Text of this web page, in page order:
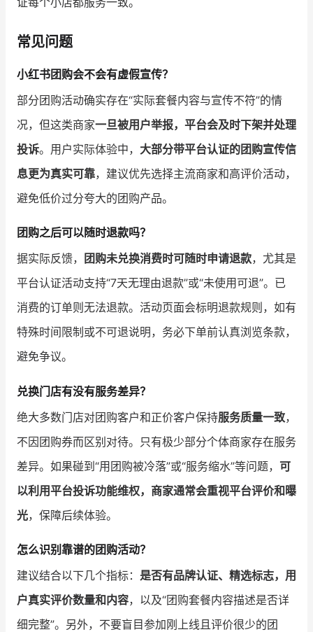
常见问题
小红书团购会不会有虚假宣传？
部分团购活动确实存在“实际套餐内容与宣传不符”的情
况，但这类商家一旦被用户举报，平台会及时下架并处理
投诉。用户实际体验中， 大部分带平台认证的团购宣传信
息更为真实可靠，建议优先选择主流商家和高评价活动，
避免低价过分夸大的团购产品。
团购之后可以随时退款吗？
据实际反馈，
团购未兑换消费时可随时申请退款，尤其是
平台认证活动支持“7天无理由退款”或“未使用可退”。已
消费的订单则无法退款。活动页面会标明退款规则，如有
特殊时间限制或不可退说明，务必下单前认真浏览条款，
避免争议。
兑换门店有没有服务差异？
绝大多数门店对团购客户和正价客户保持服务质量一致，
不因团购券而区别对待。只有极少部分个体商家存在服务
差异。如果碰到“用团购被冷落”或“服务缩水”等问题， 可
以利用平台投诉功能维权，商家通常会重视平台评价和曝
光，保障后续体验。
怎么识别靠谱的团购活动？
建议结合以下几个指标： 是否有品牌认证、精选标志，用
户真实评价数量和内容，以及“团购套餐内容描述是否详
细完整”。另外，不要盲目参加刚上线且评价很少的团